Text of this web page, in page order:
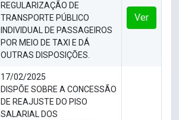
REGULARIZAÇÃO DE
TRANSPORTE PÚBLICO
INDIVIDUAL DE PASSAGEIROS
POR MEIO DE TAXI E DÁ
OUTRAS DISPOSIÇÕES.
Ver
17/02/2025
DISPÕE SOBRE A CONCESSÃO
DE REAJUSTE DO PISO
SALARIAL DOS